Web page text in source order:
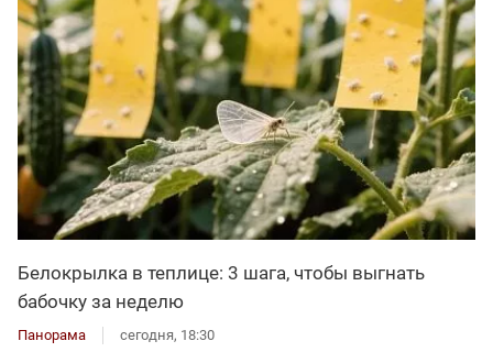
Белокрылка в теплице: 3 шага, чтобы выгнать
бабочку за неделю
Панорама сегодня, 18:30